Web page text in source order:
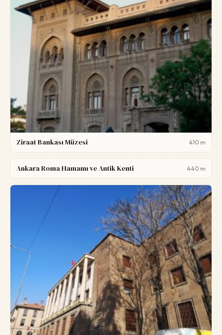
Ziraat Bankası Müzesi 410 m
Ankara Roma Hamamı ve Antik Kenti 440 m